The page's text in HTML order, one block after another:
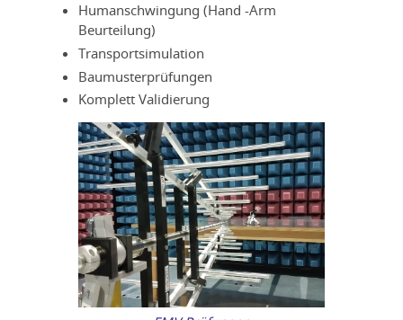
Humanschwingung (Hand -Arm
Beurteilung)
Transportsimulation
Baumusterprüfungen
Komplett Validierung